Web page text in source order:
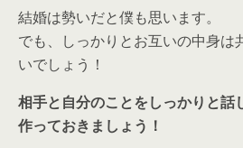
結婚は勢いだと僕も思います。
でも、しっかりとお互いの中身は
いでしょう！
相手と自分のことをしっかりと話
作っておきましょう！